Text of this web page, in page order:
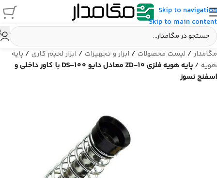
Skip to navigation
Skip to main content
مگامدار/ لیست محصولات / ابزار و تجهیزات / ابزار لحیم کاری / پایه
هویه /
پایه هویه فلزی ZD-10 معادل دایو DS-100 با کاور داخلی و
اسفنج نسوز